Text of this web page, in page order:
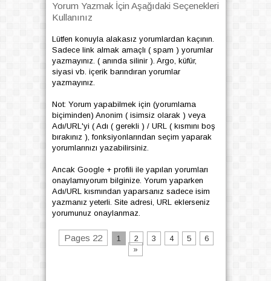
Yorum Yazmak İçin Aşağıdaki Seçenekleri
Kullanınız
Lütfen konuyla alakasız yorumlardan kaçının.
Sadece link almak amaçlı ( spam ) yorumlar
yazmayınız. ( anında silinir ). Argo, küfür,
siyasi vb. içerik barındıran yorumlar
yazmayınız.
Not: Yorum yapabilmek için (yorumlama
biçiminden) Anonim ( isimsiz olarak ) veya
Adı/URL'yi ( Adı ( gerekli ) / URL ( kısmını boş
bırakınız ), fonksiyonlarından seçim yaparak
yorumlarınızı yazabilirsiniz.
Ancak Google + profili ile yapılan yorumları
onaylamıyorum bilginize. Yorum yaparken
Adı/URL kısmından yaparsanız sadece isim
yazmanız yeterli. Site adresi, URL eklerseniz
yorumunuz onaylanmaz.
Pages 22 1 2 3 4 5
6
»